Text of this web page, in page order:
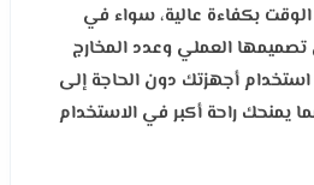
بكفاءة عالية، سواء في
العملي وعدد المخارج
أجهزتك دون الحاجة إلى
يمنحك راحة أكبر في الاستخدام